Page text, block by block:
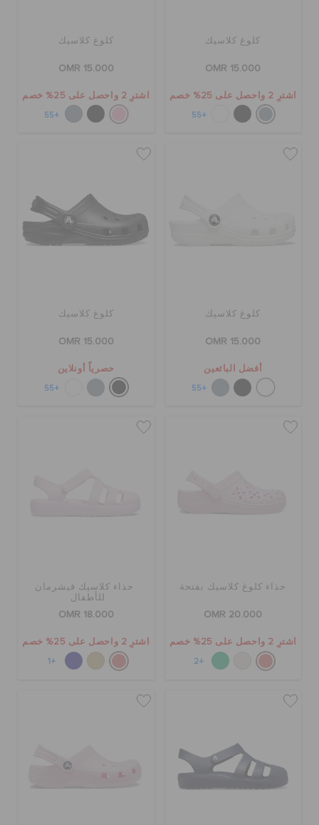
كلوغ كلاسيك
OMR 15.000
اشترِ 2 واحصل على 25% خصم
+55
كلوغ كلاسيك
OMR 15.000
اشترِ 2 واحصل على 25% خصم
+55
كلوغ كلاسيك
OMR 15.000
أفضل البائعين
+55
كلوغ كلاسيك
OMR 15.000
حصرياً أونلاين
+55
حذاء كلوغ كلاسيك بفتحة
OMR 20.000
اشترِ 2 واحصل على 25% خصم
+2
حذاء كلاسيك فيشرمان
للأطفال
OMR 18.000
اشترِ 2 واحصل على 25% خصم
+1